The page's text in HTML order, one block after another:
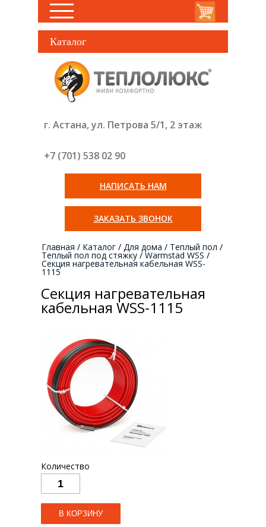
Каталог
г. Астана, ул. Петрова 5/1, 2 этаж
+7 (701) 538 02 90
НАПИСАТЬ НАМ
ЗАКАЗАТЬ ЗВОНОК
Главная / Каталог / Для дома / Теплый пол /
Теплый пол под стяжку / Warmstad WSS /
Секция нагревательная кабельная WSS-
1115
Секция нагревательная
кабельная WSS-1115
Количество